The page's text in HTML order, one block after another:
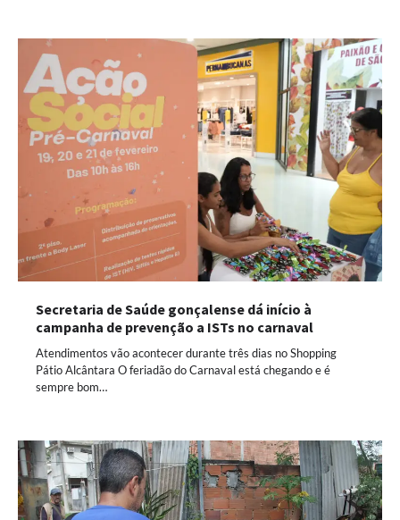
Secretaria de Saúde gonçalense dá início à
campanha de prevenção a ISTs no carnaval
Atendimentos vão acontecer durante três dias no Shopping
Pátio Alcântara O feriadão do Carnaval está chegando e é
sempre bom…